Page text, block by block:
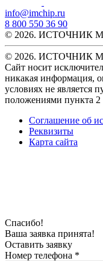
info@imchip.ru
8 800 550 36 90
© 2026. ИСТОЧНИК
© 2026. ИСТОЧНИК
Сайт носит
никакая информация,
условиях не является
положениями пункта
Соглашение об
Реквизиты
Карта сайта
Спасибо!
Ваша заявка принята!
Оставить заявку
Номер телефона *